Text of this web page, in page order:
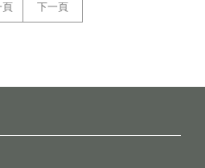
頁 下一頁